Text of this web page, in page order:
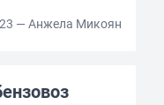
— Анжела Микоян